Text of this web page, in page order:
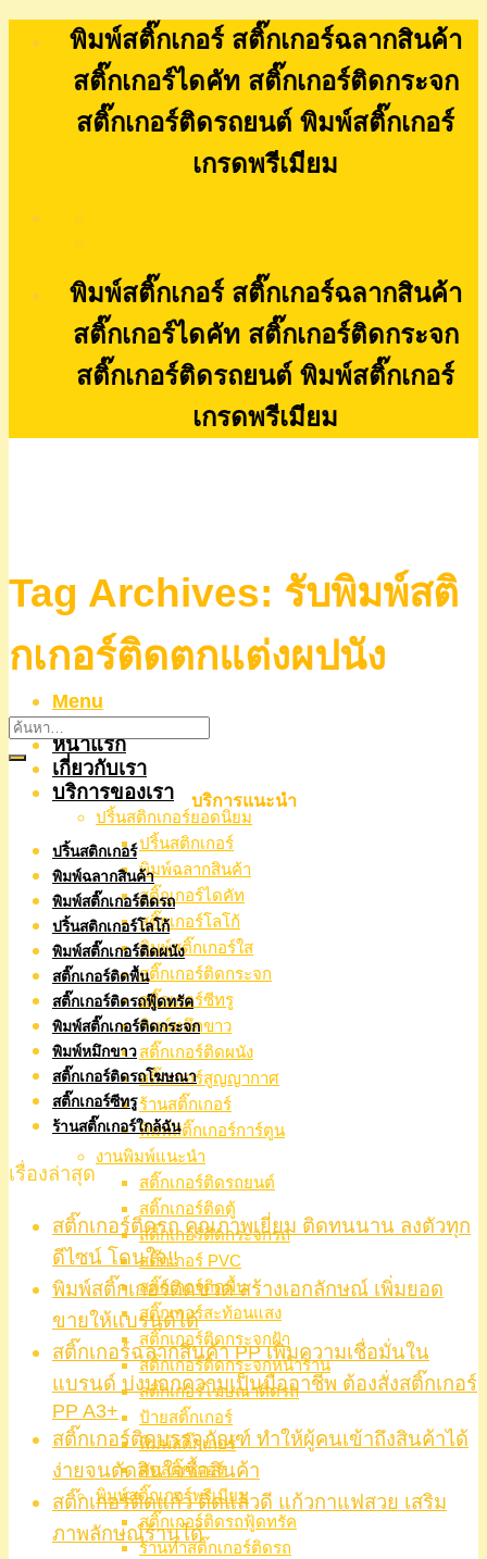
พิมพ์สติ๊กเกอร์ สติ๊กเกอร์ฉลากสินค้า
สติ๊กเกอร์ไดคัท สติ๊กเกอร์ติดกระจก
สติ๊กเกอร์ติดรถยนต์ พิมพ์สติ๊กเกอร์
เกรดพรีเมียม
พิมพ์สติ๊กเกอร์ สติ๊กเกอร์ฉลากสินค้า
สติ๊กเกอร์ไดคัท สติ๊กเกอร์ติดกระจก
สติ๊กเกอร์ติดรถยนต์ พิมพ์สติ๊กเกอร์
เกรดพรีเมียม
Menu
หน้าแรก
เกี่ยวกับเรา
บริการของเรา
ปริ้นสติกเกอร์ยอดนิยม
ปริ้นสติกเกอร์
พิมพ์ฉลากสินค้า
สติ๊กเกอร์ไดคัท
สติ๊กเกอร์โลโก้
พิมพ์สติ๊กเกอร์ใส
สติ๊กเกอร์ติดกระจก
สติ๊กเกอร์ซีทรู
พิมพ์หมึกขาว
สติ๊กเกอร์ติดผนัง
สติ๊กเกอร์สูญญากาศ
ร้านสติ๊กเกอร์
พิมพ์สติ๊กเกอร์การ์ตูน
งานพิมพ์แนะนำ
สติ๊กเกอร์ติดรถยนต์
สติ๊กเกอร์ติดตู้
สติ๊กเกอร์ติดกระจกรถ
สติ๊กเกอร์ PVC
สติ๊กเกอร์ติดพื้น
สติ๊กเกอร์สะท้อนแสง
สติ๊กเกอร์ติดกระจกฝ้า
สติ๊กเกอร์ติดกระจกหน้าร้าน
สติ๊กเกอร์โฆษณาติดรถ
ป้ายสติ๊กเกอร์
พิมพ์สติ๊กเกอร์
ตัดสติ๊กเกอร์
พิมพ์สติ๊กเกอร์พรีเมียม
สติ๊กเกอร์ติดรถฟู้ดทรัค
ร้านทำสติ๊กเกอร์ติดรถ
Tag Archives: รับพิมพ์สติ
กเกอร์ติดตกแต่งผปนัง
บริการแนะนำ
ปริ้นสติกเกอร์
พิมพ์ฉลากสินค้า
พิมพ์สติ๊กเกอร์ติดรถ
ปริ้นสติกเกอร์โลโก้
พิมพ์สติ๊กเกอร์ติดผนัง
สติ๊กเกอร์ติดพื้น
สติ๊กเกอร์ติดรถฟู๊ดทรัค
พิมพ์สติ๊กเกอร์ติดกระจก
พิมพ์หมึกขาว
สติ๊กเกอร์ติดรถโฆษณา
สติ๊กเกอร์ซีทรู
ร้านสติ๊กเกอร์ใกล้ฉัน
เรื่องล่าสุด
สติ๊กเกอร์ติดรถ คุณภาพเยี่ยม ติดทนนาน ลงตัวทุก
ดีไซน์ โดนใจ!!
พิมพ์สติ๊กเกอร์ติดขวด สร้างเอกลักษณ์ เพิ่มยอด
ขายให้แบรนด์ได้
สติ๊กเกอร์ฉลากสินค้า PP เพิ่มความเชื่อมั่นใน
แบรนด์ บ่งบอกความเป็นมืออาชีพ ต้องสั่งสติ๊กเกอร์
PP A3+
สติ๊กเกอร์ติดบรรจุภัณฑ์ ทำให้ผู้คนเข้าถึงสินค้าได้
ง่ายจนตัดสินใจซื้อสินค้า
สติ๊กเกอร์ติดแก้ว ติดแล้วดี แก้วกาแฟสวย เสริม
ภาพลักษณ์ร้านได้